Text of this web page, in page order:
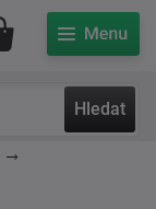
Hledat
Můj účet